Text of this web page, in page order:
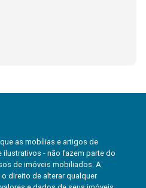
as mobílias e artigos de
ilustrativos - não fazem parte do
de imóveis mobiliados. A
direito de alterar qualquer